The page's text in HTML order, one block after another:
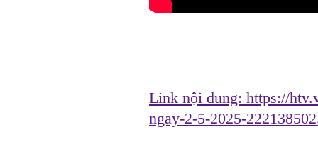
Link nội dung: https://
ngay-2-5-2025-